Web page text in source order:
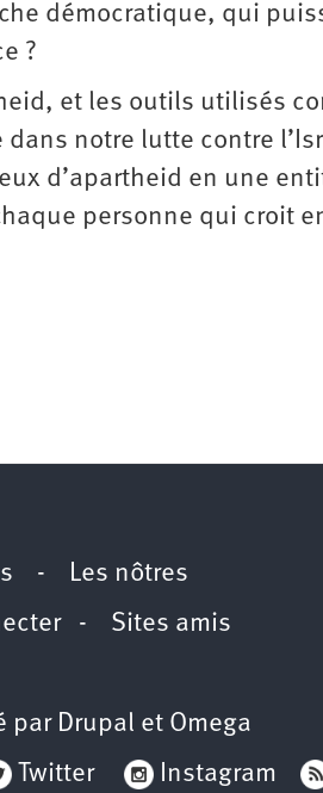
démocratique, qui
?
et les outils utilisés
notre lutte contre
d’apartheid en une
personne qui croit
- Les nôtres
- Sites amis
par Drupal et Omega
Twitter Instagram